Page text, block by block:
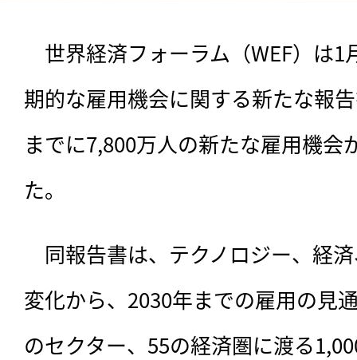
世界経済フォーラム（WEF）は1
期的な雇用機会に関する新たな報
までに7,800万人の新たな雇用機会
た。
同報告書は、 テクノロジー、経
変化から、2030年までの雇用の見
のセクター、55の経済圏に渡る